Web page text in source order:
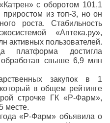
с оборотом 101,1
из топ-3, но он
роста. Стабильность
«Аптека.ру»,
активных пользователей.
достигла
обработав свыше 6,9 млн
закупок в 1
в общем рейтинге
строчке ГК «Р-Фарм»,
месте.
«Р-Фарм» объявила о